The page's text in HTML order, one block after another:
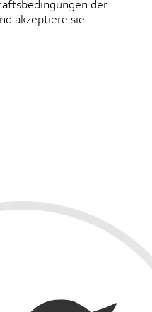
der
akzeptiere sie.